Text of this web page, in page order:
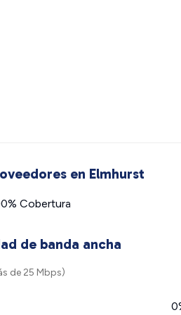
en Elmhurst
Cobertura
de banda ancha
de 25 Mbps)